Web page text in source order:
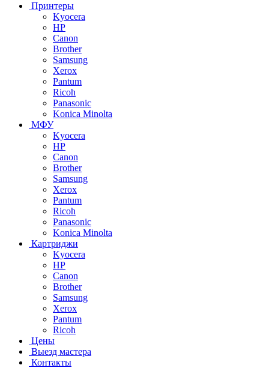
Принтеры
Kyocera
HP
Canon
Brother
Samsung
Xerox
Pantum
Ricoh
Panasonic
Konica Minolta
МФУ
Kyocera
HP
Canon
Brother
Samsung
Xerox
Pantum
Ricoh
Panasonic
Konica Minolta
Картриджи
Kyocera
HP
Canon
Brother
Samsung
Xerox
Pantum
Ricoh
Цены
Выезд мастера
Контакты